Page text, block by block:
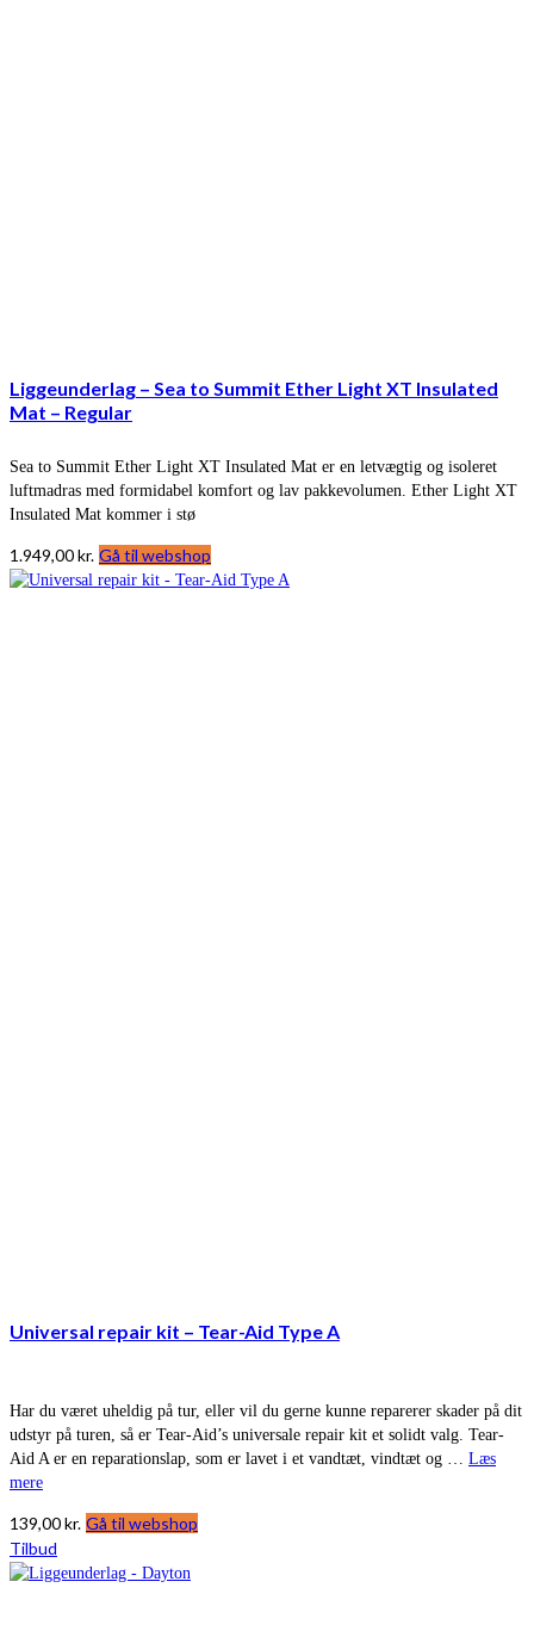
Liggeunderlag – Sea to Summit Ether Light XT Insulated
Mat – Regular
Sea to Summit Ether Light XT Insulated Mat er en letvægtig og isoleret
luftmadras med formidabel komfort og lav pakkevolumen. Ether Light XT
Insulated Mat kommer i stø
1.949,00kr. Gå til webshop
Universal repair kit – Tear-Aid Type A
Har du været uheldig på tur, eller vil du gerne kunne reparerer skader på dit
udstyr på turen, så er Tear-Aid’s universale repair kit et solidt valg. Tear-
Aid A er en reparationslap, som er lavet i et vandtæt, vindtæt og … Læs
mere
139,00kr. Gå til webshop
Tilbud